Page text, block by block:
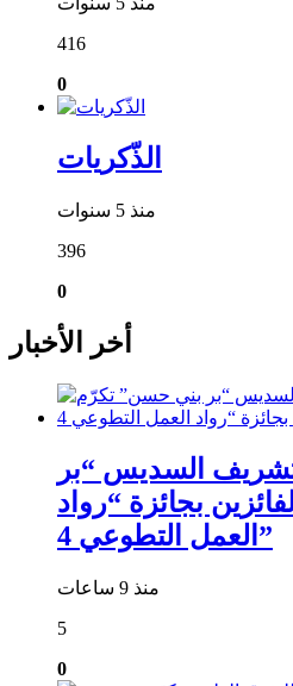
416
0
الذّكريات
منذ 5 سنوات
396
0
أخر الأخبار
السديس “بر
بجائزة “رواد
العمل التطوعي 4”
منذ 9 ساعات
5
0